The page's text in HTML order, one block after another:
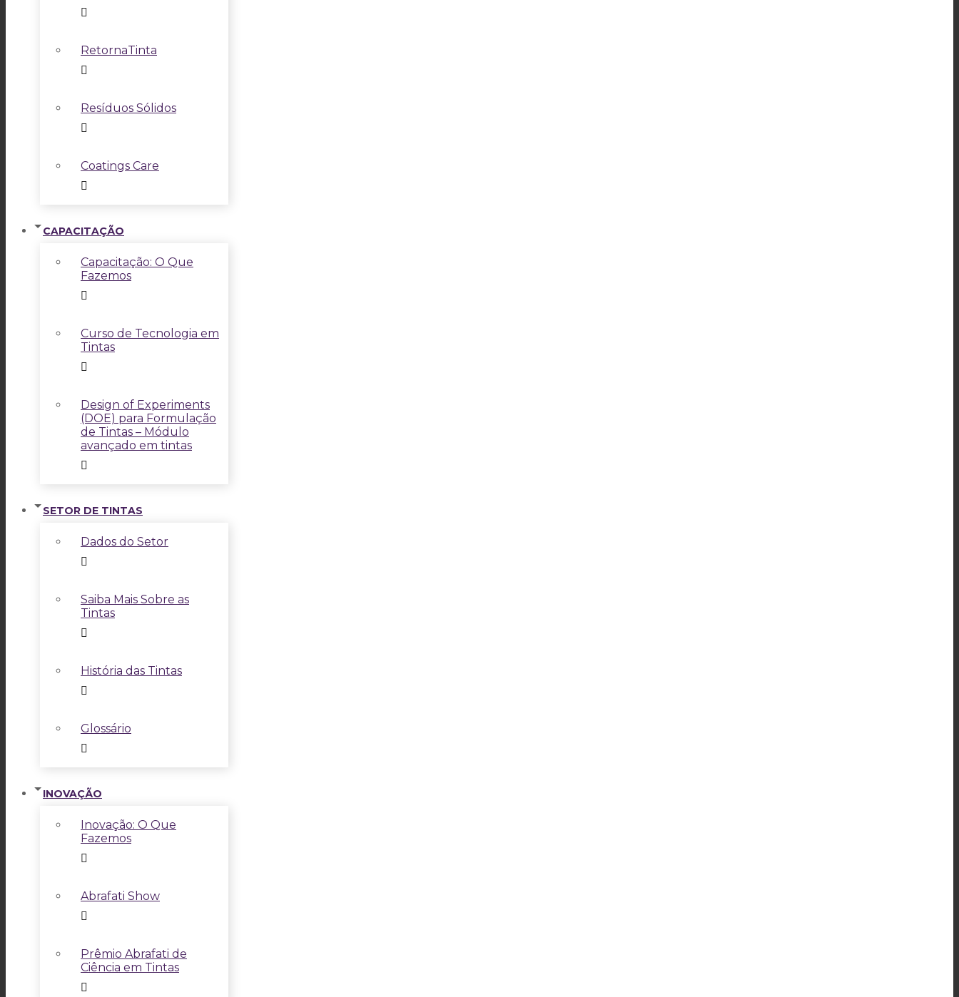
RetornaTinta
Resíduos Sólidos
Coatings Care
CAPACITAÇÃO
Capacitação: O Que
Fazemos
Curso de Tecnologia em
Tintas
Design of Experiments
(DOE) para Formulação
de Tintas – Módulo
avançado em tintas
SETOR DE TINTAS
Dados do Setor
Saiba Mais Sobre as
Tintas
História das Tintas
Glossário
INOVAÇÃO
Inovação: O Que
Fazemos
Abrafati Show
Prêmio Abrafati de
Ciência em Tintas